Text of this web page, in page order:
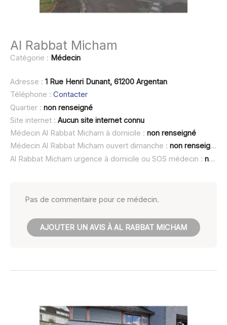
Al Rabbat Micham
Catégorie : Médecin
Adresse : 1 Rue Henri Dunant, 61200 Argentan
Téléphone : Contacter
Quartier : non renseigné
Site internet : Aucun site internet connu
Médecin Al Rabbat Micham à domicile : non renseigné
Médecin Al Rabbat Micham ouvert dimanche : non renseigné
Al Rabbat Micham urgence à domicile ou SOS médecin : non renseigné
Pas de commentaire pour ce médecin.
AJOUTER UN AVIS À AL RABBAT MICHAM